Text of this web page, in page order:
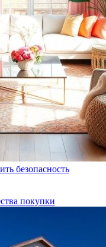
безопасность
покупки